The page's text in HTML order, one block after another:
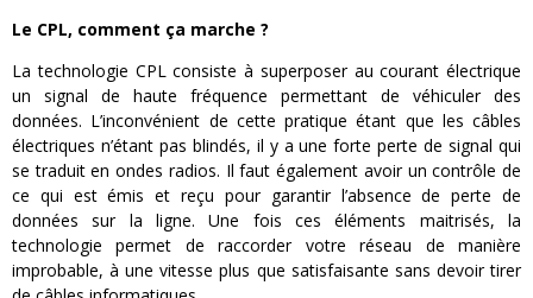
Le CPL, comment ça marche ?
La technologie CPL consiste à superposer au courant électrique
un signal de haute fréquence permettant de véhiculer des
données. L’inconvénient de cette pratique étant que les câbles
électriques n’étant pas blindés, il y a une forte perte de signal qui
se traduit en ondes radios. Il faut également avoir un contrôle de
ce qui est émis et reçu pour garantir l’absence de perte de
données sur la ligne. Une fois ces éléments maitrisés, la
technologie permet de raccorder votre réseau de manière
improbable, à une vitesse plus que satisfaisante sans devoir tirer